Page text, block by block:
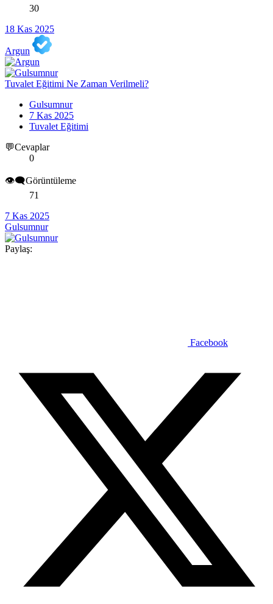
30
18 Kas 2025
Argun
Tuvalet Eğitimi Ne Zaman Verilmeli?
Gulsumnur
7 Kas 2025
Tuvalet Eğitimi
💬Cevaplar
0
👁️‍🗨️Görüntüleme
71
7 Kas 2025
Gulsumnur
Paylaş:
Facebook